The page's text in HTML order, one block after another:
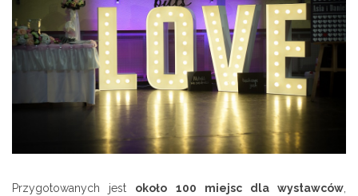
Przygotowanych jest około 100 miejsc dla wystawców